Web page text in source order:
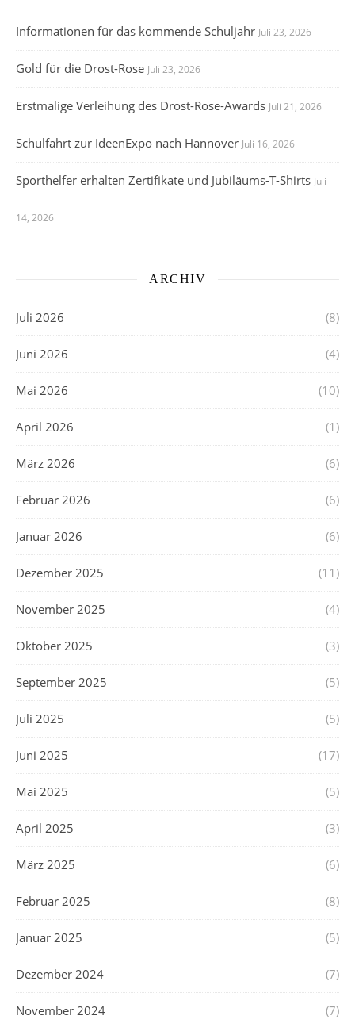
Informationen für das kommende Schuljahr Juli 23, 2026
Gold für die Drost-Rose Juli 23, 2026
Erstmalige Verleihung des Drost-Rose-Awards Juli 21, 2026
Schulfahrt zur IdeenExpo nach Hannover Juli 16, 2026
Sporthelfer erhalten Zertifikate und Jubiläums-T-Shirts Juli
14, 2026
ARCHIV
Juli 2026 (8)
Juni 2026 (4)
Mai 2026 (10)
April 2026 (1)
März 2026 (6)
Februar 2026 (6)
Januar 2026 (6)
Dezember 2025 (11)
November 2025 (4)
Oktober 2025 (3)
September 2025 (5)
Juli 2025 (5)
Juni 2025 (17)
Mai 2025 (5)
April 2025 (3)
März 2025 (6)
Februar 2025 (8)
Januar 2025 (5)
Dezember 2024 (7)
November 2024 (7)